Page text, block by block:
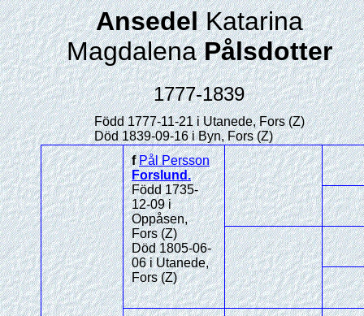
AnsedelKatarina
Magdalena Pålsdotter
1777-1839
Född 1777-11-21 i Utanede, Fors (Z)
Död 1839-09-16 i Byn, Fors (Z)
fPål Persson
Forslund.
Född 1735-
12-09 i
Oppåsen,
Fors (Z)
Död 1805-06-
06 i Utanede,
Fors (Z)